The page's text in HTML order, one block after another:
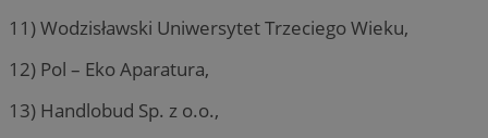
11) Wodzisławski Uniwersytet Trzeciego Wieku,
12) Pol – Eko Aparatura,
13) Handlobud Sp. z o.o.,